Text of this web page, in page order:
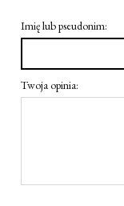
Imię lub pseudonim:
Twoja opinia: